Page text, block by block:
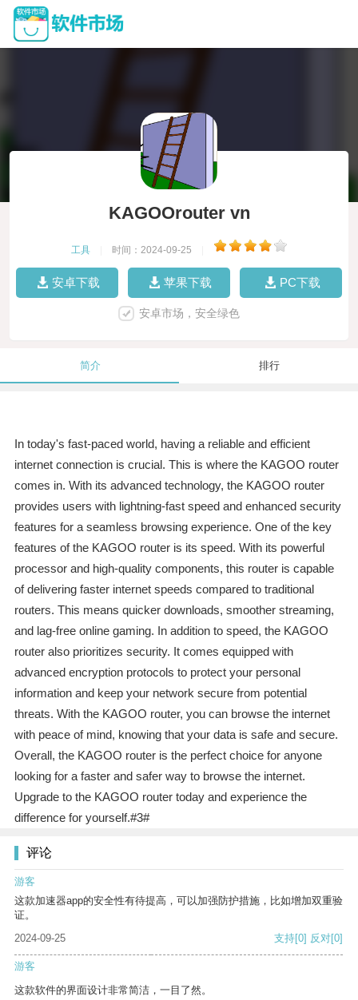
KAGOOrouter vn
工具 时间：2024-09-25
安卓下载 苹果下载 PC下载
安卓市场，安全绿色
简介 排行
In today's fast-paced world, having a reliable and efficient
internet connection is crucial. This is where the KAGOO router
comes in. With its advanced technology, the KAGOO router
provides users with lightning-fast speed and enhanced security
features for a seamless browsing experience. One of the key
features of the KAGOO router is its speed. With its powerful
processor and high-quality components, this router is capable
of delivering faster internet speeds compared to traditional
routers. This means quicker downloads, smoother streaming,
and lag-free online gaming. In addition to speed, the KAGOO
router also prioritizes security. It comes equipped with
advanced encryption protocols to protect your personal
information and keep your network secure from potential
threats. With the KAGOO router, you can browse the internet
with peace of mind, knowing that your data is safe and secure.
Overall, the KAGOO router is the perfect choice for anyone
looking for a faster and safer way to browse the internet.
Upgrade to the KAGOO router today and experience the
difference for yourself.#3#
评论
游客
这款加速器app的安全性有待提高，可以加强防护措施，比如增加双重验
证。
2024-09-25
支持[0] 反对[0]
游客
这款软件的界面设计非常简洁，一目了然。